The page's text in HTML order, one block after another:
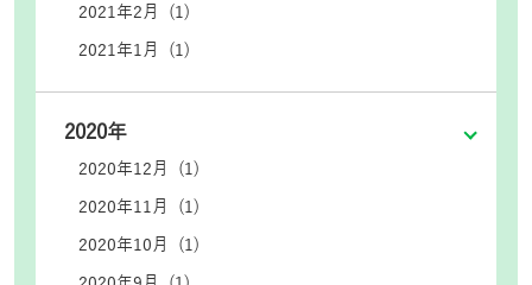
2021年2月 (1)
2021年1月 (1)
2020年
2020年12月 (1)
2020年11月 (1)
2020年10月 (1)